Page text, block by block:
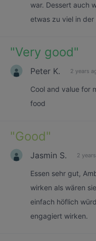
war. Dessert auch
etwas zu viel in
"Very good"
Peter K. 2 years
Cool and value for
food
"Good"
Jasmin S. 2
Essen sehr gut,
wirken als wären
einfach höflich
engagiert wirken.